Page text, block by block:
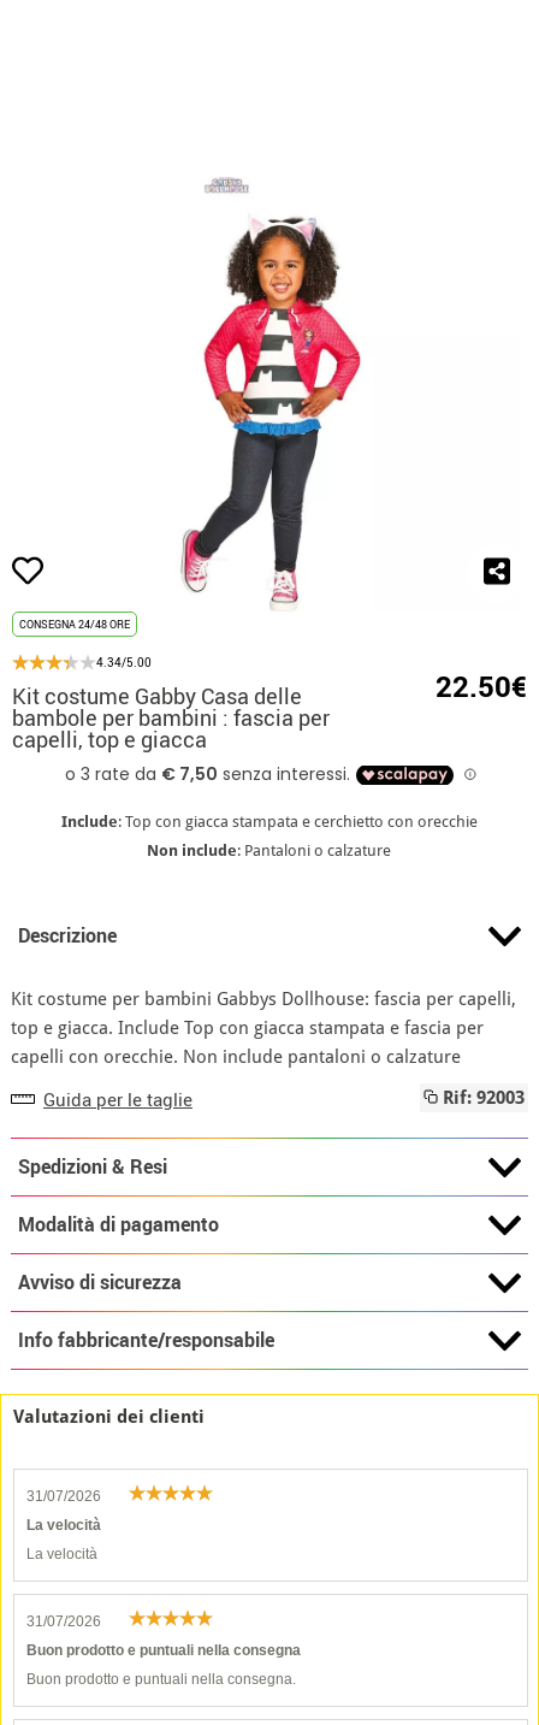
CONSEGNA 24/48 ORE
4.34/5.00
Kit costume Gabby Casa delle
bambole per bambini : fascia per
capelli, top e giacca
22.50€
Include: Top con giacca stampata e cerchietto con orecchie
Non include: Pantaloni o calzature
Descrizione
Kit costume per bambini Gabbys Dollhouse: fascia per capelli,
top e giacca. Include Top con giacca stampata e fascia per
capelli con orecchie. Non include pantaloni o calzature
Guida per le taglie Rif: 92003
Spedizioni & Resi
Modalità di pagamento
Avviso di sicurezza
Info fabbricante/responsabile
Valutazioni dei clienti
31/07/2026
La velocità
La velocità
31/07/2026
Buon prodotto e puntuali nella consegna
Buon prodotto e puntuali nella consegna.